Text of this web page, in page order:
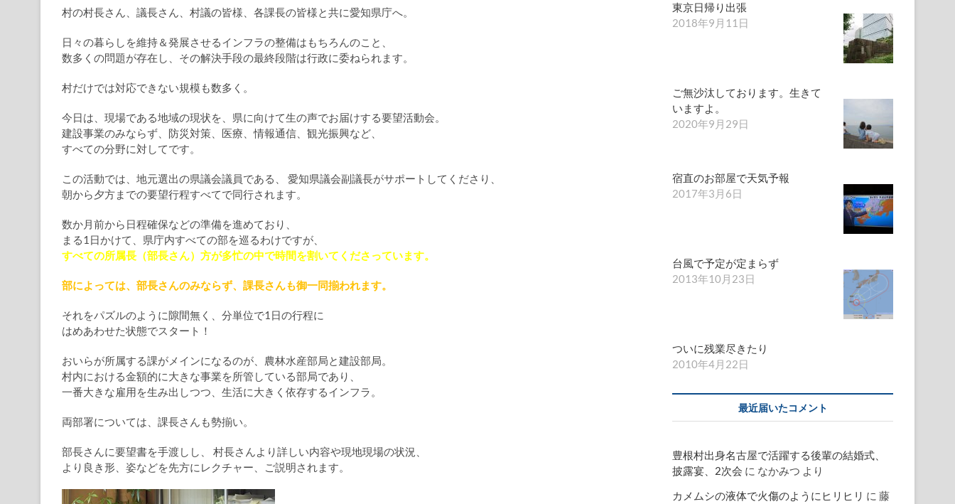
村の村長さん、議長さん、村議の皆様、各課長の皆様と共に愛知県庁へ。
日々の暮らしを維持＆発展させるインフラの整備はもちろんのこと、
数多くの問題が存在し、その解決手段の最終段階は行政に委ねられます。
村だけでは対応できない規模も数多く。
今日は、現場である地域の現状を、県に向けて生の声でお届けする要望活動会。
建設事業のみならず、防災対策、医療、情報通信、観光振興など、
すべての分野に対してです。
この活動では、地元選出の県議会議員である、 愛知県議会副議長がサポートしてくださり、
朝から夕方までの要望行程すべてで同行されます。
数か月前から日程確保などの準備を進めており、
まる1日かけて、県庁内すべての部を巡るわけですが、
すべての所属長（部長さん）方が多忙の中で時間を割いてくださっています。
部によっては、部長さんのみならず、課長さんも御一同揃われます。
それをパズルのように隙間無く、分単位で1日の行程に
はめあわせた状態でスタート！
おいらが所属する課がメインになるのが、農林水産部局と建設部局。
村内における金額的に大きな事業を所管している部局であり、
一番大きな雇用を生み出しつつ、生活に大きく依存するインフラ。
両部署については、課長さんも勢揃い。
部長さんに要望書を手渡しし、 村長さんより詳しい内容や現地現場の状況、
より良き形、姿などを先方にレクチャー、ご説明されます。
東京日帰り出張
2018年9月11日
ご無沙汰しております。生きて
いますよ。
2020年9月29日
宿直のお部屋で天気予報
2017年3月6日
台風で予定が定まらず
2013年10月23日
ついに残業尽きたり
2010年4月22日
最近届いたコメント
豊根村出身名古屋で活躍する後輩の結婚式、
披露宴、2次会 に なかみつ より
カメムシの液体で火傷のようにヒリヒリ に 藤